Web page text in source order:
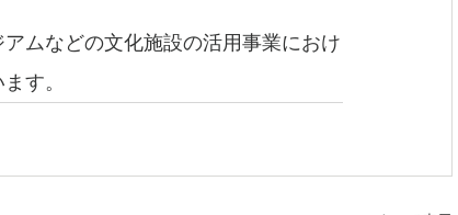
ムなどの文化施設の活用事業におけ
す。